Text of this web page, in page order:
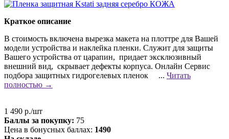
Краткое описание
В стоимость включена вырезка макета на плоттре для Вашей
модели устройства и наклейка пленки. Служит для защиты
Вашего устройства от царапин, придает эксклюзивный
внешний вид, скрывает дефекты корпуса. Онлайн Сервис
подбора защитных гидрогелевых пленок ... Читать
полностью →
1 490 р./шт
Баллы за покупку: 75
Цена в бонусных баллах: 1490